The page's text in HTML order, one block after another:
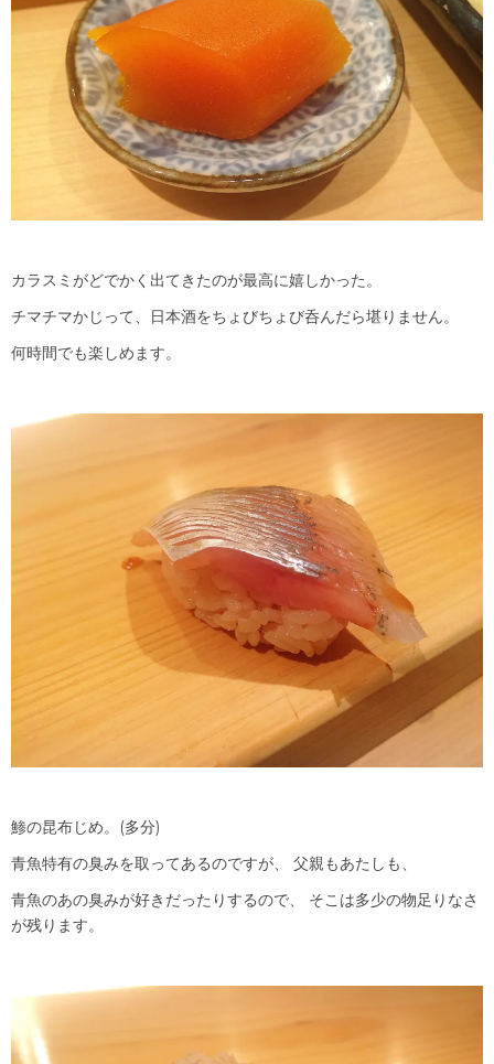
カラスミがどでかく出てきたのが最高に嬉しかった。
チマチマかじって、日本酒をちょびちょび呑んだら堪りません。
何時間でも楽しめます。
鯵の昆布じめ。(多分)
青魚特有の臭みを取ってあるのですが、 父親もあたしも、
青魚のあの臭みが好きだったりするので、 そこは多少の物足りなさ
が残ります。